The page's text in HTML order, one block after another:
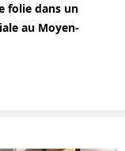
folie dans un
au Moyen-